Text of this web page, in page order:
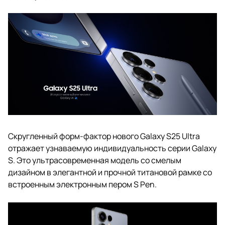
Скругленный форм-фактор нового Galaxy S25 Ultra
отражает узнаваемую индивидуальность серии Galaxy
S. Это ультрасовременная модель со смелым
дизайном в элегантной и прочной титановой рамке со
встроенным электронным пером S Pen.